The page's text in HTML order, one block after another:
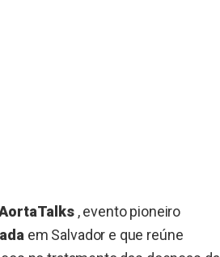
, evento pioneiro
em Salvador e que reúne